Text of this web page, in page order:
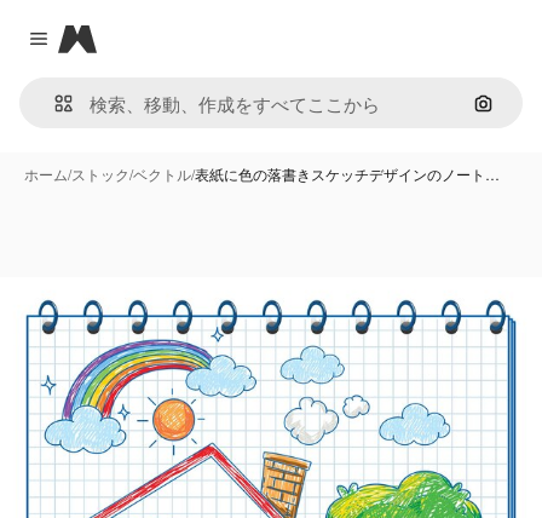
Close menu
Magnific
画像で
ホーム/ストック/ベクトル/表紙に色の落書きスケッチデザインのノート…